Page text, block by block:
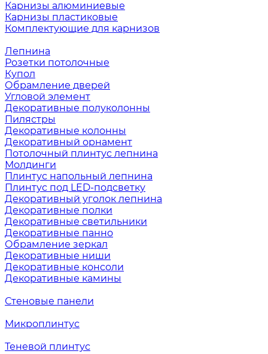
Карнизы алюминиевые
Карнизы пластиковые
Комплектующие для карнизов
Лепнина
Розетки потолочные
Купол
Обрамление дверей
Угловой элемент
Декоративные полуколонны
Пилястры
Декоративные колонны
Декоративный орнамент
Потолочный плинтус лепнина
Молдинги
Плинтус напольный лепнина
Плинтус под LED-подсветку
Декоративный уголок лепнина
Декоративные полки
Декоративные светильники
Декоративные панно
Обрамление зеркал
Декоративные ниши
Декоративные консоли
Декоративные камины
Стеновые панели
Микроплинтус
Теневой плинтус